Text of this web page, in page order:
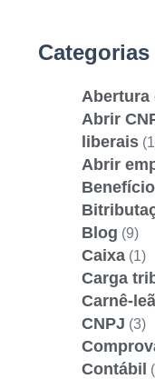
Categorias
Abertura
Abrir
liberais
Abrir
Blog (9)
Caixa(1)
Carga
Carnê-
CNPJ (3)
Contábil